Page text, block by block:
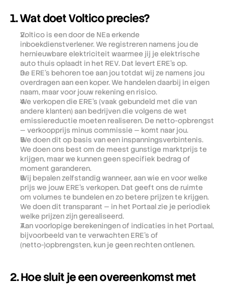
1. Wat doet Voltico precies?
Voltico is een door de NEa erkende
inboekdienstverlener. We registreren namens jou de
hernieuwbare elektriciteit waarmee jij je elektrische
auto thuis oplaadt in het REV. Dat levert ERE's op.
De ERE's behoren toe aan jou totdat wij ze namens jou
overdragen aan een koper. We handelen daarbij in eigen
naam, maar voor jouw rekening en risico.
We verkopen die ERE's (vaak gebundeld met die van
andere klanten) aan bedrijven die volgens de wet
emissiereductie moeten realiseren. De netto-opbrengst
— verkoopprijs minus commissie — komt naar jou.
We doen dit op basis van een inspanningsverbintenis.
We doen ons best om de meest gunstige marktprijs te
krijgen, maar we kunnen geen specifiek bedrag of
moment garanderen.
Wij bepalen zelfstandig wanneer, aan wie en voor welke
prijs we jouw ERE's verkopen. Dat geeft ons de ruimte
om volumes te bundelen en zo betere prijzen te krijgen.
We doen dit transparant — in het Portaal zie je periodiek
welke prijzen zijn gerealiseerd.
Aan voorlopige berekeningen of indicaties in het Portaal,
bijvoorbeeld van te verwachten ERE’s of
(netto-)opbrengsten, kun je geen rechten ontlenen.
2. Hoe sluit je een overeenkomst met